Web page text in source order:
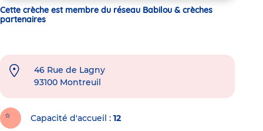
Cette crèche est membre du réseau Babilou & crèches
partenaires
46 Rue de Lagny
93100 Montreuil
Capacité d'accueil 12